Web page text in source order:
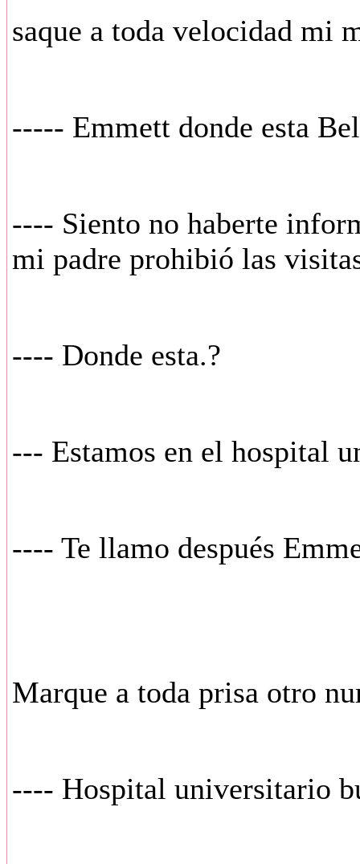
saque a toda velocidad mi
----- Emmett donde esta
---- Siento no haberte
mi padre prohibió las
---- Donde esta.?
--- Estamos en el hospital
---- Te llamo después
Marque a toda prisa otro
---- Hospital universitario